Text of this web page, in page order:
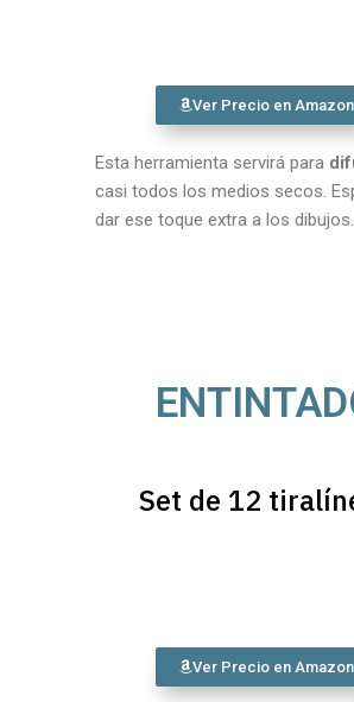
Ver Precio en Amazon
Esta herramienta servirá para
casi todos los medios secos.
dar ese toque extra a los dibujos.
Set de 12
Ver Precio en Amazon